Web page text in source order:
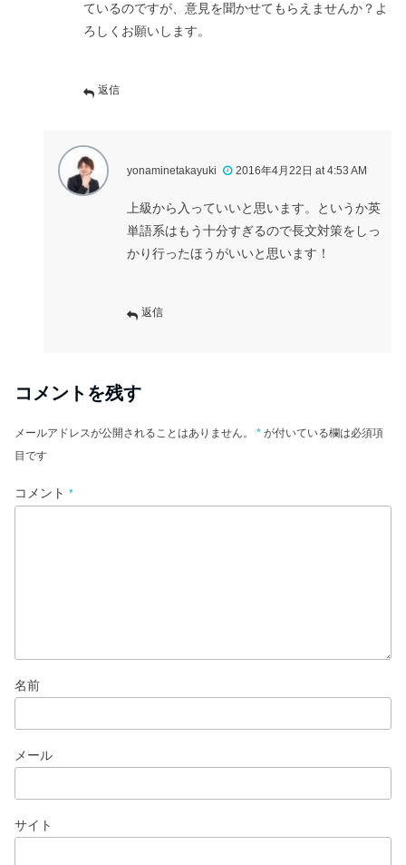
ているのですが、意見を聞かせてもらえませんか？よ
ろしくお願いします。
返信
yonaminetakayuki 2016年4月22日 at 4:53 AM
上級から入っていいと思います。というか英
単語系はもう十分すぎるので長文対策をしっ
かり行ったほうがいいと思います！
返信
コメントを残す
メールアドレスが公開されることはありません。 * が付いている欄は必須項
目です
コメント *
名前
メール
サイト